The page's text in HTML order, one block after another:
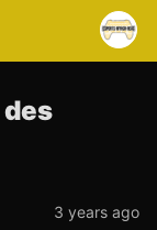
3 years ago